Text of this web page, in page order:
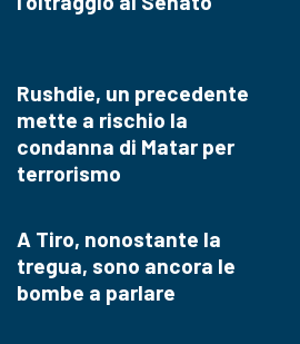
Rushdie, un precedente
mette a rischio la
condanna di Matar per
terrorismo
A Tiro, nonostante la
tregua, sono ancora le
bombe a parlare